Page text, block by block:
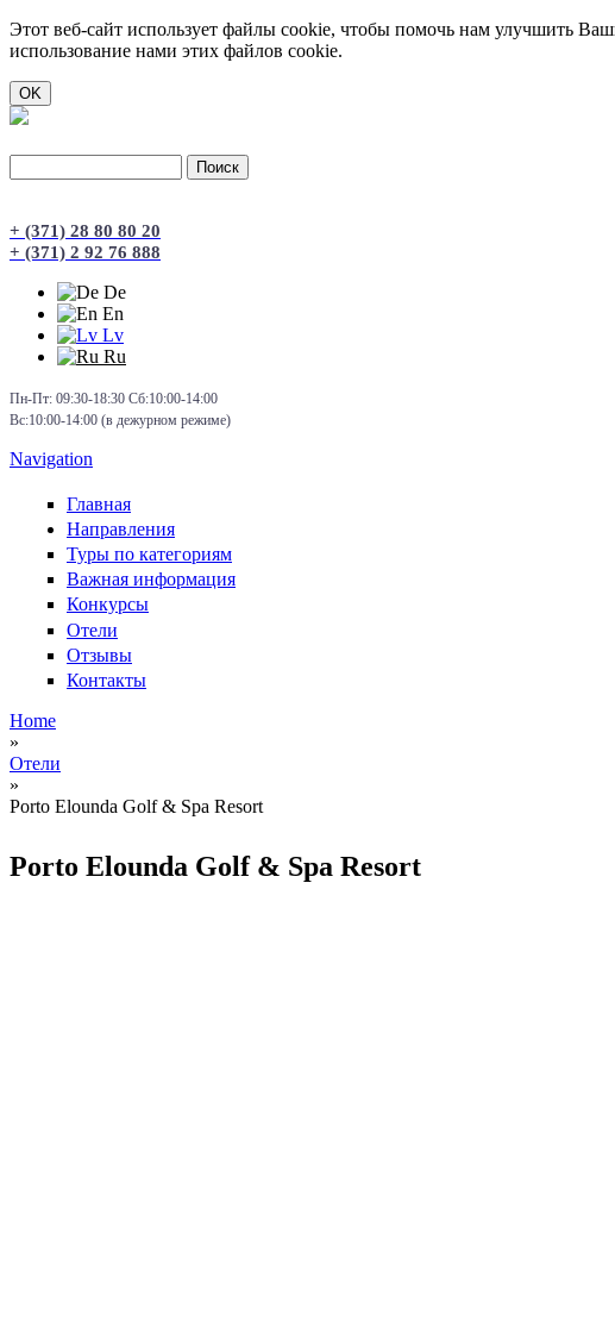
Этот веб-сайт использует файлы cookie, чтобы помочь нам улучшить
использование нами этих файлов cookie.
+ (371) 28 80 80 20
+ (371) 2 92 76 888
De
En
Lv
Ru
Пн-Пт: 09:30-18:30 Сб:10:00-14:00
Вс:10:00-14:00 (в дежурном режиме)
Navigation
Главная
Направления
Туры по категориям
Важная информация
Конкурсы
Отели
Отзывы
Контакты
Вы здесь
Home
»
Отели
»
Porto Elounda Golf & Spa Resort
Porto Elounda Golf & Spa Resort